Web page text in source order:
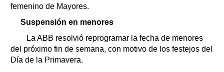
femenino de Mayores.
Suspensión en menores
La ABB resolvió reprogramar la fecha de menores
del próximo fin de semana, con motivo de los festejos del
Día de la Primavera.